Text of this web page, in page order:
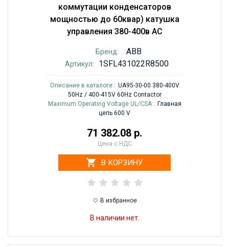
коммутации конденсаторов
мощностью до 60квар) катушка
управления 380-400в AC
Бренд: ABB
Артикул: 1SFL431022R8500
Описание в каталоге:: UA95-30-00 380-400V
50Hz / 400-415V 60Hz Contactor
Maximum Operating Voltage UL/CSA:: Главная
цепь 600 V
71 382.08 р.
Цена с НДС
В КОРЗИНУ
В избранное
В наличии нет.